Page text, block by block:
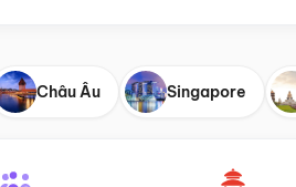
Châu Âu Singapore